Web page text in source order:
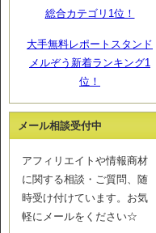
総合カテゴリ1位！
大手無料レポートスタンド
メルぞう新着ランキング1
位！
メール相談受付中
アフィリエイトや情報商材
に関する相談・ご質問、随
時受け付けています。お気
軽にメールをください☆